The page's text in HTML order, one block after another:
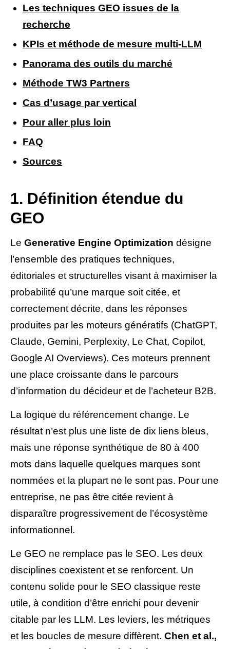
Les techniques GEO issues de la
recherche
KPIs et méthode de mesure multi-LLM
Panorama des outils du marché
Méthode TW3 Partners
Cas d’usage par vertical
Pour aller plus loin
FAQ
Sources
1. Définition étendue du
GEO
Le Generative Engine Optimization désigne
l’ensemble des pratiques techniques,
éditoriales et structurelles visant à maximiser la
probabilité qu’une marque soit citée, et
correctement décrite, dans les réponses
produites par les moteurs génératifs (ChatGPT,
Claude, Gemini, Perplexity, Le Chat, Copilot,
Google AI Overviews). Ces moteurs prennent
une place croissante dans le parcours
d’information du décideur et de l’acheteur B2B.
La logique du référencement change. Le
résultat n’est plus une liste de dix liens bleus,
mais une réponse synthétique de 80 à 400
mots dans laquelle quelques marques sont
nommées et la plupart ne le sont pas. Pour une
entreprise, ne pas être citée revient à
disparaître progressivement de l’écosystème
informationnel.
Le GEO ne remplace pas le SEO. Les deux
disciplines coexistent et se renforcent. Un
contenu solide pour le SEO classique reste
utile, à condition d’être enrichi pour devenir
citable par les LLM. Les leviers, les métriques
et les boucles de mesure diffèrent. Chen et al.,